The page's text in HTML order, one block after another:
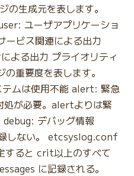
の生成元を表します。
ユーザアプリケーショ
ービス関連による出力
よる出力 プライオリティ
重要度を表します。
ムは使用不能 alert: 緊急
が必要。alertよりは緊
デバッグ情報
しない。 etcsyslog.conf
ると crit以上のすべて
に記録される。